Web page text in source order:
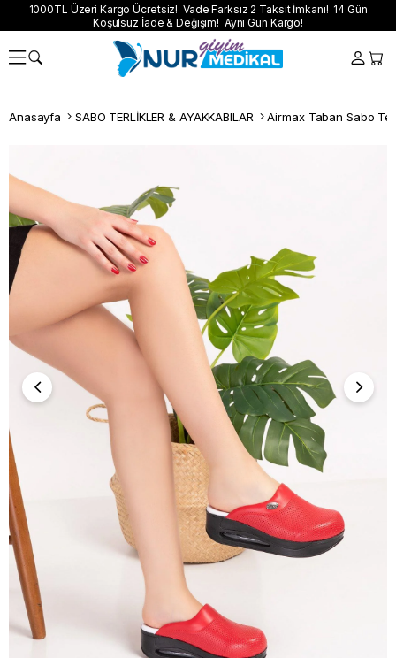
1000TL Üzeri Kargo Ücretsiz! Vade Farksız 2 Taksit İmkanı! 14 Gün
Koşulsuz İade & Değişim! Aynı Gün Kargo!
Anasayfa SABO TERLİKLER & AYAKKABILAR Airmax Taban Sabo